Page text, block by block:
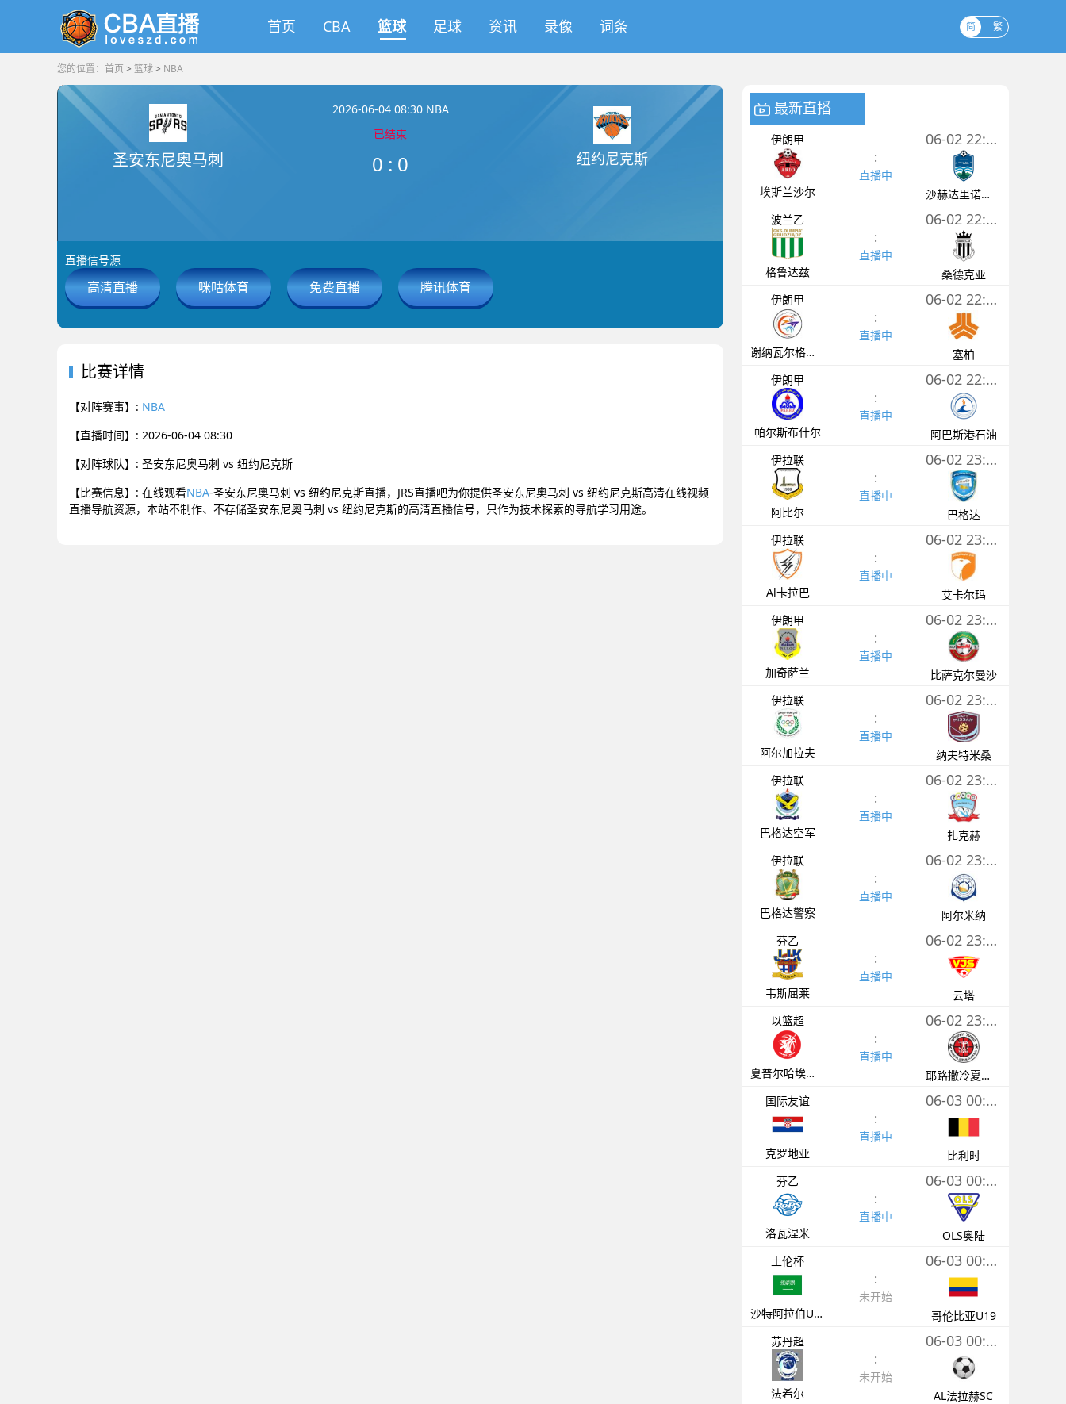
首页 CBA 篮球 足球 资讯 录像 词条 简 繁
您的位置： 首页 > 篮球> NBA
圣安东尼奥马刺
2026-06-04 08:30 NBA
已结束
0 : 0 纽约尼克斯
直播信号源
高清直播 咪咕体育 免费直播 腾讯体育
比赛详情
【对阵赛事】: NBA
【直播时间】: 2026-06-04 08:30
【对阵球队】: 圣安东尼奥马刺 vs 纽约尼克斯
【比赛信息】: 在线观看NBA-圣安东尼奥马刺 vs 纽约尼克斯直播，JRS直播吧为你提供圣安东尼奥马刺 vs 纽约尼克斯高清在线视频
直播导航资源，本站不制作、不存储圣安东尼奥马刺 vs 纽约尼克斯的高清直播信号，只作为技术探索的导航学习用途。
最新直播
伊朗甲
埃斯兰沙尔
:
直播中
06-02 22:00
沙赫达里诺斯哈尔
波兰乙
格鲁达兹
:
直播中
06-02 22:00
桑德克亚
伊朗甲
谢纳瓦尔格什姆
:
直播中
06-02 22:30
塞柏
伊朗甲
帕尔斯布什尔
:
直播中
06-02 22:45
阿巴斯港石油
伊拉联
阿比尔
:
直播中
06-02 23:00
巴格达
伊拉联
Al卡拉巴
:
直播中
06-02 23:00
艾卡尔玛
伊朗甲
加奇萨兰
:
直播中
06-02 23:00
比萨克尔曼沙
伊拉联
阿尔加拉夫
:
直播中
06-02 23:00
纳夫特米桑
伊拉联
巴格达空军
:
直播中
06-02 23:00
扎克赫
伊拉联
巴格达警察
:
直播中
06-02 23:00
阿尔米纳
芬乙
韦斯屈莱
:
直播中
06-02 23:30
云塔
以篮超
夏普尔哈埃梅克
:
直播中
06-02 23:35
耶路撒冷夏普尔
国际友谊
克罗地亚
:
直播中
06-03 00:00
比利时
芬乙
洛瓦涅米
:
直播中
06-03 00:00
OLS奥陆
土伦杯
沙特阿拉伯U23
:
未开始
06-03 00:30
哥伦比亚U19
苏丹超
法希尔
:
未开始
06-03 00:30
AL法拉赫SC